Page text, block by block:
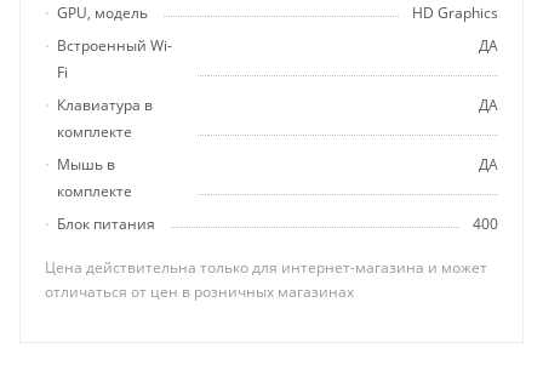
GPU, модель
HD Graphics
Встроенный Wi-
Fi
ДА
Клавиатура в
комплекте
ДА
Мышь в
комплекте
ДА
Блок питания 400
Цена действительна только для интернет-магазина и может
отличаться от цен в розничных магазинах